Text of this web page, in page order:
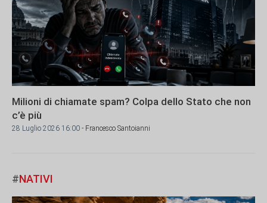
Milioni di chiamate spam? Colpa dello Stato che non
c’è più
28 Luglio 2026 16:00 - Francesco Santoianni
#NATIVI